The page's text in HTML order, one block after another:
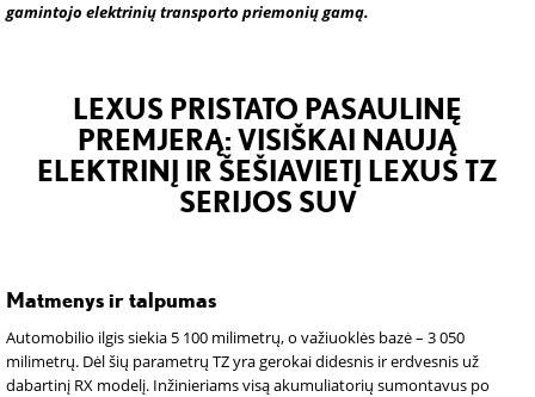
gamintojo elektrinių transporto priemonių gamą.
LEXUS PRISTATO PASAULINĘ
PREMJERĄ: VISIŠKAI NAUJĄ
ELEKTRINĮ IR ŠEŠIAVIETĮ LEXUS TZ
SERIJOS SUV
Matmenys ir talpumas
Automobilio ilgis siekia 5 100 milimetrų, o važiuoklės bazė – 3 050
milimetrų. Dėl šių parametrų TZ yra gerokai didesnis ir erdvesnis už
dabartinį RX modelį. Inžinieriams visą akumuliatorių sumontavus po